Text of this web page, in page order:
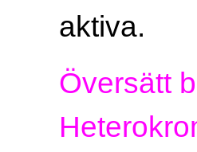
aktiva.
Översätt